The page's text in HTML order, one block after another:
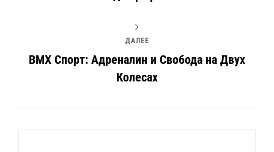
ДАЛЕЕ
BMX Спорт: Адреналин и Свобода на Двух
Колесах